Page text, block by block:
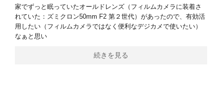
家でずっと眠っていたオールドレンズ（フィルムカメラに装着さ
れていた：ズミクロン50mm F2 第２世代）があったので、有効活
用したい（フィルムカメラではなく便利なデジカメで使いたい）
なぁと思い
続きを見る